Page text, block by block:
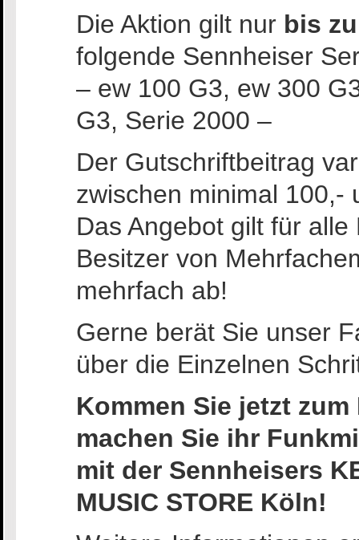
Die Aktion gilt nur bis
folgende Sennheiser
– ew 100 G3, ew 300
G3, Serie 2000 –
Der Gutschriftbeitrag
zwischen minimal 100,-
Das Angebot gilt für
Besitzer von
mehrfach ab!
Gerne berät Sie unser
über die Einzelnen
Kommen Sie jetzt zum
machen Sie ihr
mit der Sennheisers
MUSIC STORE Köln!